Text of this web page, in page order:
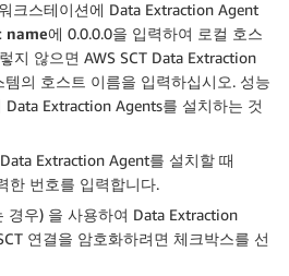
크스테이션에 Data Extraction Agent
name에 0.0.0.0을 입력하여 로컬 호스
지 않으면 AWS SCT Data Extraction
의 호스트 이름을 입력하십시오. 성능
Extraction Agents를 설치하는 것
Extraction Agent를 설치할 때
한 번호를 입력합니다.
경우) 을 사용하여 Data Extraction
연결을 암호화하려면 체크박스를 선